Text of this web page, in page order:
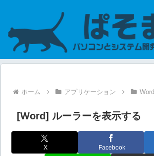
ホーム アプリケーション Word
[Word] ルーラーを表示する
X Facebook